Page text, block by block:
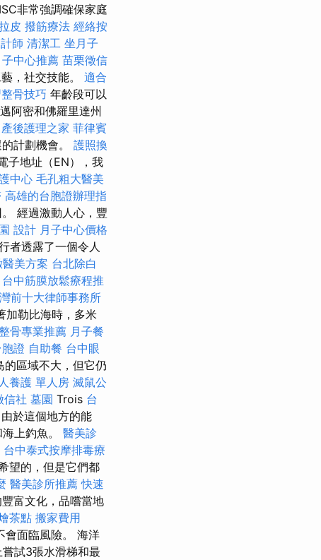
非常強調確保家庭
皮 撥筋療法 經絡按
師 清潔工 坐月子
子中心推薦 苗栗徵信
，社交技能。 適合
骨技巧 年齡段可以
阿密和佛羅里達州
後護理之家 菲律賓
計劃機會。 護照換
子地址（EN），我
中心 毛孔粗大醫美
高雄的台胞證辦理指
經過激動人心，豐
設計 月子中心價格
者透露了一個令人
美方案 台北除白
台中筋膜放鬆療程推
前十大律師事務所
加勒比海時，多米
骨專業推薦 月子餐
證 自助餐 台中眼
的區域不大，但它仍
養護 單人房 滅鼠公
信社 墓園 Trois 台
於這個地方的能
上釣魚。 醫美診
台中泰式按摩排毒療
望的，但是它們都
醫美診所推薦 快速
富文化，品嚐當地
茶點 搬家費用
會面臨風險。 海洋
試3張水滑梯和最